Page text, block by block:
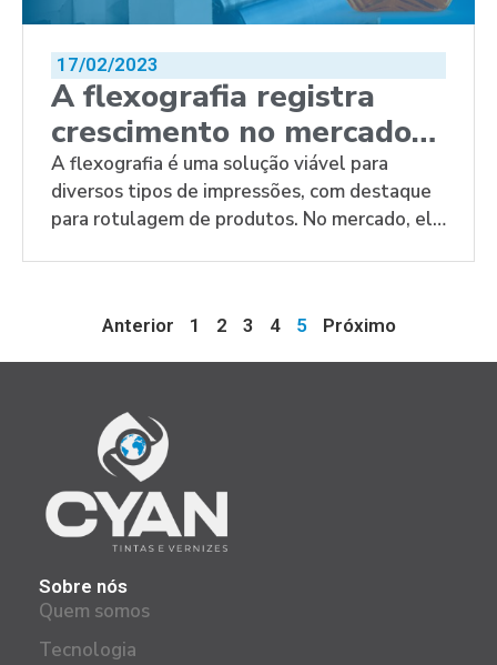
17/02/2023
A flexografia registra
crescimento no mercado
de impressões
A flexografia é uma solução viável para
diversos tipos de impressões, com destaque
para rotulagem de produtos. No mercado, ela
Anterior 1 2 3 4 5 Próximo
Sobre nós
Quem somos
Tecnologia